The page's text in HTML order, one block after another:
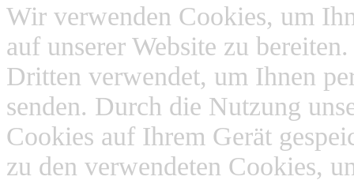
Wir verwenden Cookies, um
auf unserer Website zu
Dritten verwendet, um Ihnen
senden. Durch die Nutzung
Cookies auf Ihrem Gerät
zu den verwendeten Cookies,